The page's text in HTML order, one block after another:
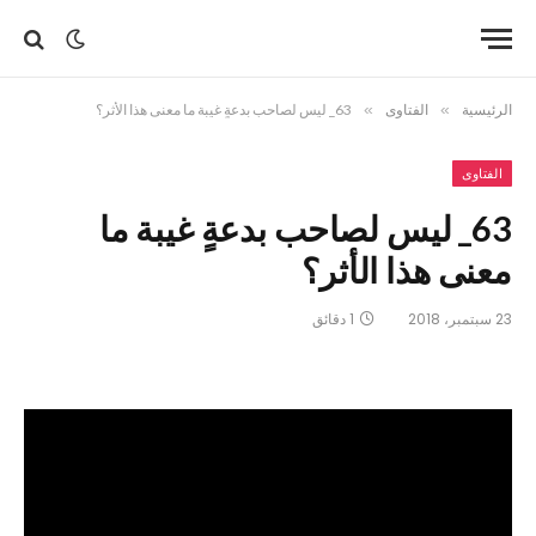
الرئيسية » الفتاوى » 63_ ليس لصاحب بدعةٍ غيبة ما معنى هذا الأثر؟
الفتاوى
63_ ليس لصاحب بدعةٍ غيبة ما
معنى هذا الأثر؟
23 سبتمبر، 2018 1 دقائق